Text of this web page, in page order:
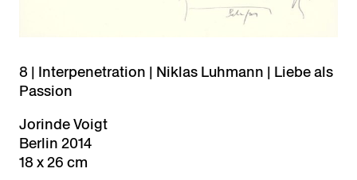
8 | Interpenetration | Niklas Luhmann | Liebe als
Passion
Jorinde Voigt
Berlin 2014
18 x 26 cm